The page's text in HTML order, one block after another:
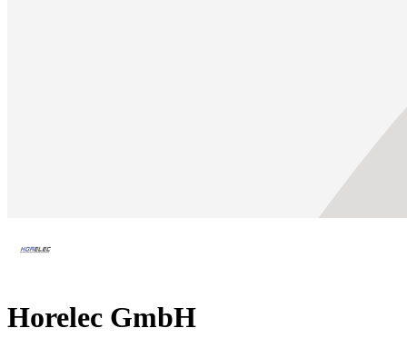
Horelec GmbH